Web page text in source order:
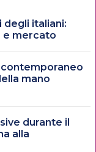
italiani:
e mercato
mano
durante il
alla